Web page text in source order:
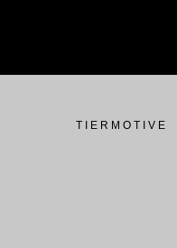
T I E R M O T I V E